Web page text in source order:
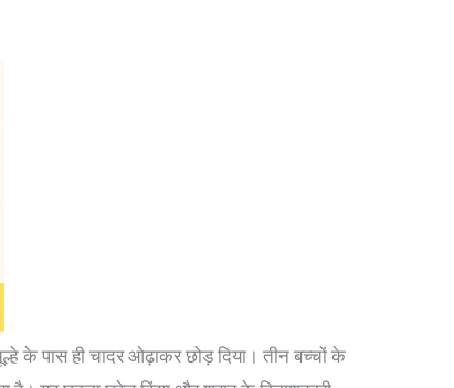
के पास ही चादर ओढ़ाकर छोड़ दिया। तीन बच्चों के